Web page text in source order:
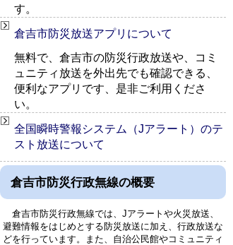
す。
倉吉市防災放送アプリについて
無料で、倉吉市の防災行政放送や、コミ
ュニティ放送を外出先でも確認できる、
便利なアプリです、是非ご利用くださ
い。
全国瞬時警報システム（Jアラート）のテ
スト放送について
倉吉市防災行政無線の概要
倉吉市防災行政無線では、Jアラートや火災放送、
避難情報をはじめとする防災放送に加え、行政放送な
どを行っています。また、自治公民館やコミュニティ